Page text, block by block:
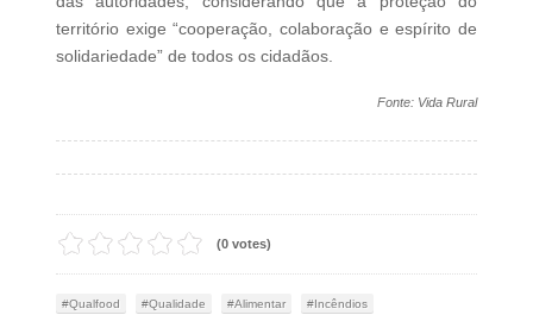
território exige “cooperação, colaboração e espírito de
solidariedade” de todos os cidadãos.
Fonte: Vida Rural
(0 votes)
Qualfood Qualidade Alimentar Incêndios